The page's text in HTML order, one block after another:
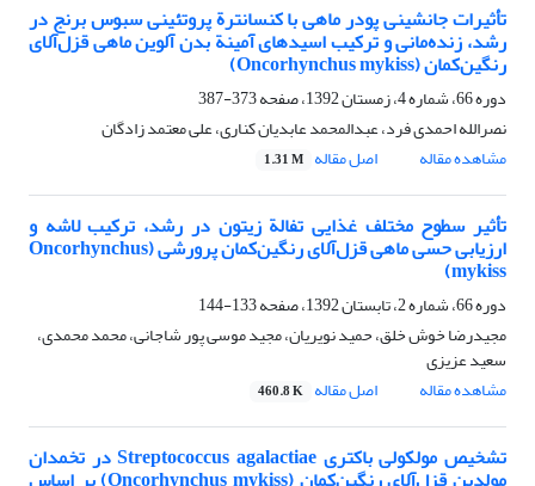
تأثیرات جانشینی پودر ماهی با کنسانترة پروتئینی سبوس برنج در
رشد، زنده‌مانی و ترکیب اسید‏های آمینة بدن آلوین ماهی قزل‌آلای
رنگین‌کمان (Oncorhynchus mykiss)
دوره 66، شماره 4، زمستان 1392، صفحه
373-387
نصرالله احمدی فرد، عبدالمحمد عابدیان کناری، علی معتمد زادگان
مشاهده مقاله
اصل مقاله 1.31 M
تأثیر سطوح مختلف غذایی تفالة زیتون در رشد، ترکیب لاشه و
ارزیابی حسی ماهی قزل‌آلای رنگین‌کمان پرورشی (Oncorhynchus
mykiss)
دوره 66، شماره 2، تابستان 1392، صفحه
133-144
مجیدرضا خوش خلق، حمید نویریان، مجید موسی پور شاجانی، محمد محمدی،
سعید عزیزی
مشاهده مقاله
اصل مقاله 460.8 K
تشخیص مولکولی باکتری Streptococcus agalactiae در تخمدان